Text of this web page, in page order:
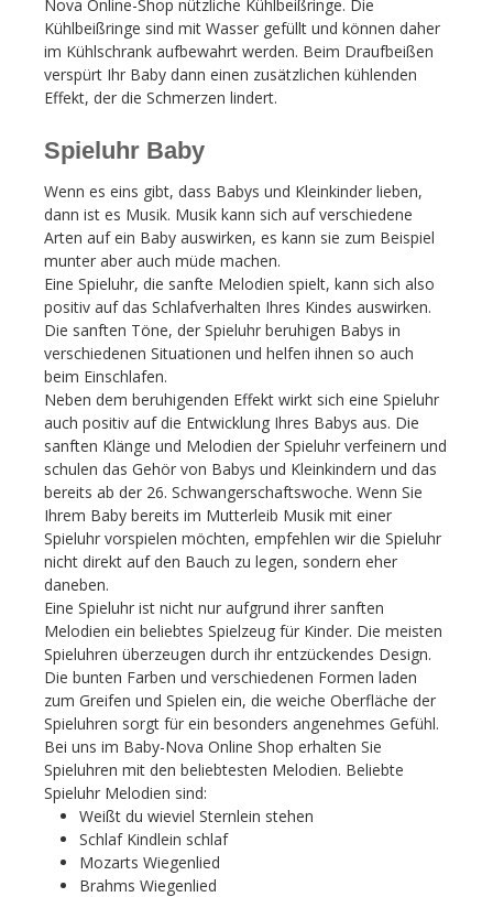
Nova Online-Shop nützliche Kühlbeißringe. Die
Kühlbeißringe sind mit Wasser gefüllt und können daher
im Kühlschrank aufbewahrt werden. Beim Draufbeißen
verspürt Ihr Baby dann einen zusätzlichen kühlenden
Effekt, der die Schmerzen lindert.
Spieluhr Baby
Wenn es eins gibt, dass Babys und Kleinkinder lieben,
dann ist es Musik. Musik kann sich auf verschiedene
Arten auf ein Baby auswirken, es kann sie zum Beispiel
munter aber auch müde machen.
Eine Spieluhr, die sanfte Melodien spielt, kann sich also
positiv auf das Schlafverhalten Ihres Kindes auswirken.
Die sanften Töne, der Spieluhr beruhigen Babys in
verschiedenen Situationen und helfen ihnen so auch
beim Einschlafen.
Neben dem beruhigenden Effekt wirkt sich eine Spieluhr
auch positiv auf die Entwicklung Ihres Babys aus. Die
sanften Klänge und Melodien der Spieluhr verfeinern und
schulen das Gehör von Babys und Kleinkindern und das
bereits ab der 26. Schwangerschaftswoche. Wenn Sie
Ihrem Baby bereits im Mutterleib Musik mit einer
Spieluhr vorspielen möchten, empfehlen wir die Spieluhr
nicht direkt auf den Bauch zu legen, sondern eher
daneben.
Eine Spieluhr ist nicht nur aufgrund ihrer sanften
Melodien ein beliebtes Spielzeug für Kinder. Die meisten
Spieluhren überzeugen durch ihr entzückendes Design.
Die bunten Farben und verschiedenen Formen laden
zum Greifen und Spielen ein, die weiche Oberfläche der
Spieluhren sorgt für ein besonders angenehmes Gefühl.
Bei uns im Baby-Nova Online Shop erhalten Sie
Spieluhren mit den beliebtesten Melodien. Beliebte
Spieluhr Melodien sind:
Weißt du wieviel Sternlein stehen
Schlaf Kindlein schlaf
Mozarts Wiegenlied
Brahms Wiegenlied